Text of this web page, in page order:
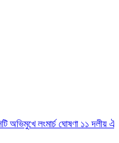
লংমার্চ ঘোষণা ১১ দলীয় ঐক্যের